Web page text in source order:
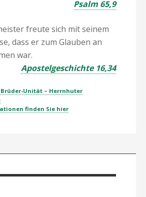
Psalm 65,9
freute sich mit seinem
dass er zum Glauben an
war.
Apostelgeschichte 16,34
Brüder-Unität – Herrnhuter
finden Sie hier